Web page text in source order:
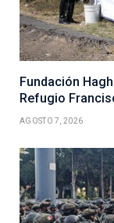
Fundación
Refugio
AGOSTO 7, 2026